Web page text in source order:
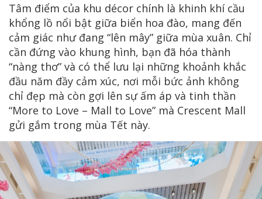
Tâm điểm của khu décor chính là khinh khí cầu
khổng lồ nổi bật giữa biển hoa đào, mang đến
cảm giác như đang “lên mây” giữa mùa xuân. Chỉ
cần đứng vào khung hình, bạn đã hóa thành
“nàng thơ” và có thể lưu lại những khoảnh khắc
đầu năm đầy cảm xúc, nơi mỗi bức ảnh không
chỉ đẹp mà còn gợi lên sự ấm áp và tinh thần
“More to Love – Mall to Love” mà Crescent Mall
gửi gắm trong mùa Tết này.